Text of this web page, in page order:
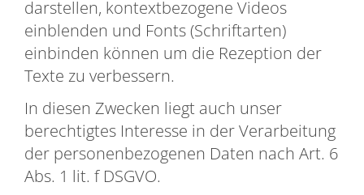
darstellen, kontextbezogene Videos
einblenden und Fonts (Schriftarten)
einbinden können um die Rezeption der
Texte zu verbessern.
In diesen Zwecken liegt auch unser
berechtigtes Interesse in der Verarbeitung
der personenbezogenen Daten nach Art. 6
Abs. 1 lit. f DSGVO.